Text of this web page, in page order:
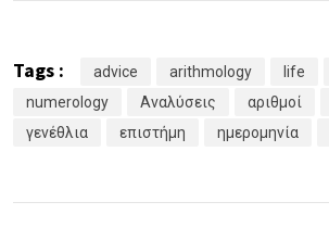
Tags : advice arithmology life
numerology
Αναλύσεις αριθμοί
γενέθλια
επιστήμη ημερομηνία